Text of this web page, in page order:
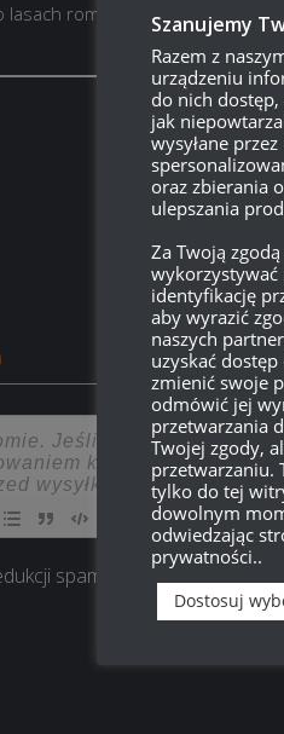
lasach romantyk z nożem i
{} [+]
spamu.
Dowiedz się, w
Szanujemy
Razem z
urządzeniu
do nich
jak
wysyłane
oraz zbierania
ulepszania
Za Twoją
wykorzystywać
identyfikację
aby wyrazić
naszych
uzyskać
zmienić swoje
odmówić jej
przetwarzania
Twojej zgody,
przetwarzaniu.
tylko do tej
dowolnym
odwiedzając
prywatności..
Dostosuj